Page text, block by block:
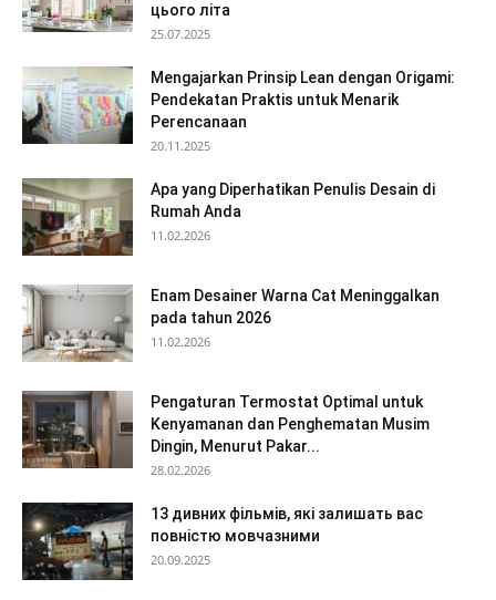
цього літа
25.07.2025
Mengajarkan Prinsip Lean dengan Origami:
Pendekatan Praktis untuk Menarik
Perencanaan
20.11.2025
Apa yang Diperhatikan Penulis Desain di
Rumah Anda
11.02.2026
Enam Desainer Warna Cat Meninggalkan
pada tahun 2026
11.02.2026
Pengaturan Termostat Optimal untuk
Kenyamanan dan Penghematan Musim
Dingin, Menurut Pakar...
28.02.2026
13 дивних фільмів, які залишать вас
повністю мовчазними
20.09.2025